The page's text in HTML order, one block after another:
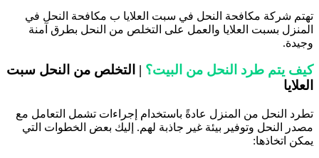
شركة مكافحة النحل في سبت العلايا ب مكافحة النحل في
بسبت العلايا والعمل على التخلص من النحل بطرق آمنة
يتم طرد النحل من البيت؟| التخلص من النحل سبت
النحل من المنزل عادةً باستخدام إجراءات تشمل التعامل مع
النحل وتوفير بيئة غير جاذبة لهم. إليك بعض الخطوات التي
اتخاذها: